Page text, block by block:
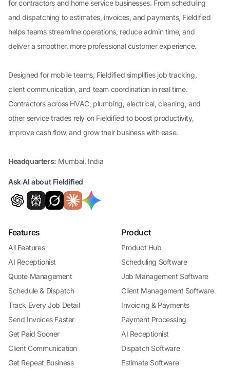
for contractors and home service businesses. From scheduling
and dispatching to estimates, invoices, and payments, Fieldified
helps teams streamline operations, reduce admin time, and
deliver a smoother, more professional customer experience.
Designed for mobile teams, Fieldified simplifies job tracking,
client communication, and team coordination in real time.
Contractors across HVAC, plumbing, electrical, cleaning, and
other service trades rely on Fieldified to boost productivity,
improve cash flow, and grow their business with ease.
Headquarters: Mumbai, India
Ask AI about Fieldified
Features
All Features
AI Receptionist
Quote Management
Schedule & Dispatch
Track Every Job Detail
Send Invoices Faster
Get Paid Sooner
Client Communication
Get Repeat Business
Product
Product Hub
Scheduling Software
Job Management Software
Client Management Software
Invoicing & Payments
Payment Processing
AI Receptionist
Dispatch Software
Estimate Software